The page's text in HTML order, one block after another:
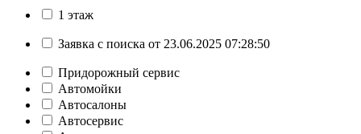
1 этаж
Заявка с поиска от 23.06.2025 07:28:50
Придорожный сервис
Автомойки
Автосалоны
Автосервис